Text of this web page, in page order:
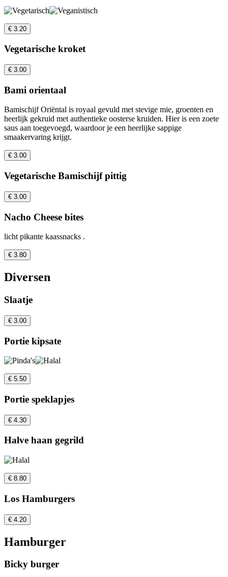
€ 3.20
Vegetarische kroket
€ 3.00
Bami orientaal
Bamischijf Oriëntal is royaal gevuld met stevige mie, groenten en
heerlijk gekruid met authentieke oosterse kruiden. Hier is een zoete
saus aan toegevoegd, waardoor je een heerlijke sappige
smaakervaring krijgt.
€ 3.00
Vegetarische Bamischijf pittig
€ 3.00
Nacho Cheese bites
licht pikante kaassnacks .
€ 3.80
Diversen
Slaatje
€ 3.00
Portie kipsate
€ 5.50
Portie speklapjes
€ 4.30
Halve haan gegrild
€ 8.80
Los Hamburgers
€ 4.20
Hamburger
Bicky burger